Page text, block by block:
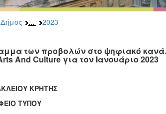
... 2023
των προβολών στο ψηφιακό
And Culture για τον Ιανουάριο 2023
ΚΡΗΤΗΣ
ΤΥΠΟΥ